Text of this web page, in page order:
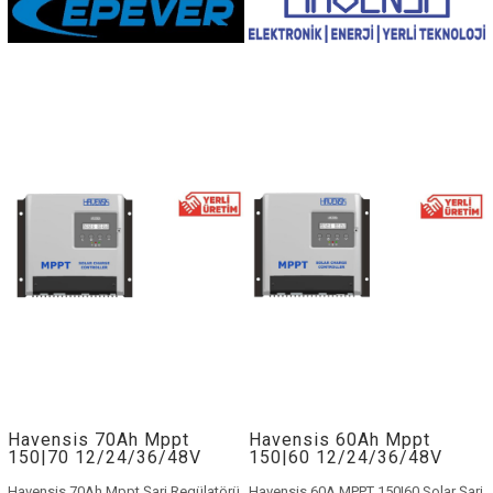
Havensis 70Ah Mppt
150|70 12/24/36/48V
Havensis 60Ah Mppt
150|60 12/24/36/48V